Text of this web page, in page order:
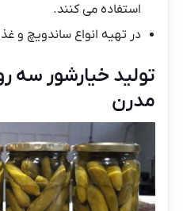
استفاده می کنند.
در تهیه انواع ساندویچ و
تولید خیارشور سه
مدرن